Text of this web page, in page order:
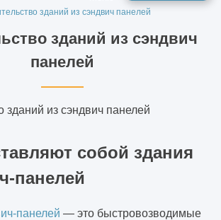
зданий из сэндвич панелей
зданий из сэндвич
панелей
собой здания
панелей
панелей — это быстровозводимые